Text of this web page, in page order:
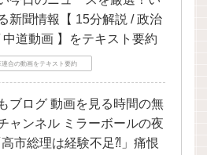
新聞情報【 15分解説 / 政治
道動画 】をテキスト要約
連合の動画をテキスト要約
ブログ 動画を見る時間の無
ンネル ミラーボールの夜
市総理は経験不足⁈」痛恨